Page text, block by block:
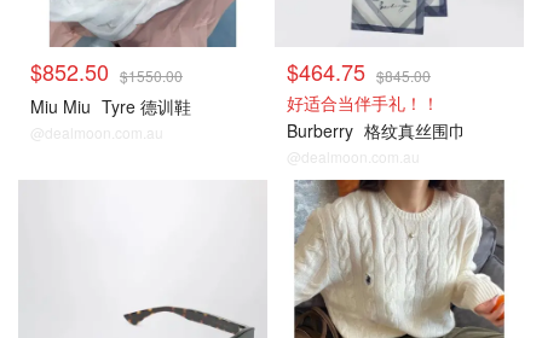
$852.50 $1550.00
Miu Miu Tyre 德训鞋
@dealmoon.com.au
$464.75 $845.00
好适合当伴手礼！！
Burberry 格纹真丝围巾
@dealmoon.com.au